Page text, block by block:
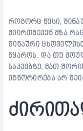
როგორც წესი,
მიირთმევენ მზა
შინაური
წყაროს. და თუ
საკვებზე, მათ
იგნორირება არ